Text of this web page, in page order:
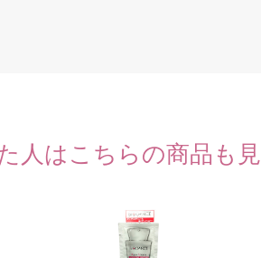
人はこちらの商品も